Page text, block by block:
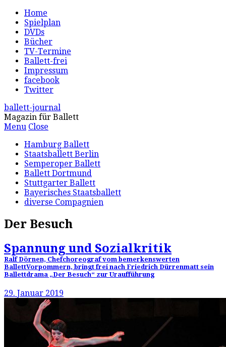
Home
Spielplan
DVDs
Bücher
TV-Termine
Ballett-frei
Impressum
facebook
Twitter
ballett-journal
Magazin für Ballett
Menu Close
Hamburg Ballett
Staatsballett Berlin
Semperoper Ballett
Ballett Dortmund
Stuttgarter Ballett
Bayerisches Staatsballett
diverse Compagnien
Der Besuch
Spannung und Sozialkritik
Ralf Dörnen, Chefchoreograf vom bemerkenswerten
BallettVorpommern, bringt frei nach Friedrich Dürrenmatt sein
Ballettdrama „Der Besuch“ zur Uraufführung
29. Januar 2019